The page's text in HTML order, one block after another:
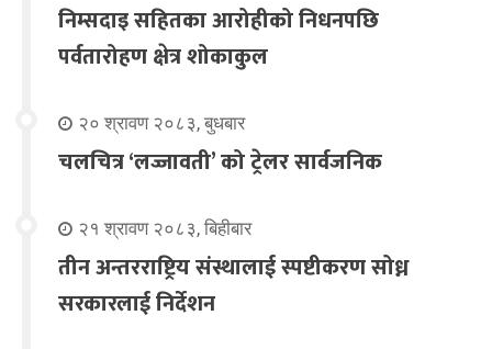
निम्सदाइ सहितका आरोहीको निधनपछि
पर्वतारोहण क्षेत्र शोकाकुल
२० श्रावण २०८३, बुधबार
चलचित्र ‘लज्जावती’ को ट्रेलर सार्वजनिक
२१ श्रावण २०८३, बिहीबार
तीन अन्तरराष्ट्रिय संस्थालाई स्पष्टीकरण सोध्न
सरकारलाई निर्देशन